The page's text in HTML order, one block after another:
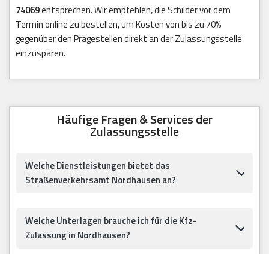
74069entsprechen. Wir empfehlen, die Schilder vor dem
Termin online zu bestellen, um Kosten von bis zu 70%
gegenüber den Prägestellen direkt an der Zulassungsstelle
einzusparen.
Häufige Fragen & Services der
Zulassungsstelle
Welche Dienstleistungen bietet das
Straßenverkehrsamt Nordhausen an?
Welche Unterlagen brauche ich für die Kfz-
Zulassung in Nordhausen?